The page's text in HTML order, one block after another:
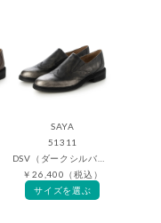
SAYA
51311
DSV（ダークシルバー）
￥26,400（税込）
サイズを選ぶ